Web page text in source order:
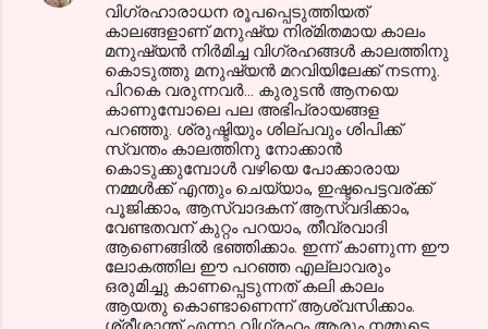
വിഗ്രഹാരാധന രൂപപ്പെടുത്തിയത്
കാലങ്ങളാണ് മനുഷ്യ നിര്മിതമായ കാലം
മനുഷ്യൻ നിർമിച്ച വിഗ്രഹങ്ങൾ കാലത്തിനു
കൊടുത്തു മനുഷ്യൻ മറവിയിലേക്ക് നടന്നു.
പിറകെ വരുന്നവർ... കുരുടൻ ആനയെ
കാണുമ്പോലെ പല അഭിപ്രായങ്ങള
പറഞ്ഞു. ശ്രുഷ്ടിയും ശില്പവും ശിപിക്ക്
സ്വന്തം കാലത്തിനു നോക്കാൻ
കൊടുക്കുമ്പോൾ വഴിയെ പോക്കാരായ
നമ്മൾക്ക് എന്തും ചെയ്യാം, ഇഷ്ടപെട്ടവര്ക്ക്
പൂജിക്കാം, ആസ്വാദകന് ആസ്വദിക്കാം,
വേണ്ടതവന് കുറ്റം പറയാം, തീവ്രവാദി
ആണെങ്ങിൽ ഭഞ്ഞിക്കാം. ഇന്ന് കാണുന്ന ഈ
ലോകത്തില ഈ പറഞ്ഞ എല്ലാവരും
ഒരുമിച്ചു കാണപ്പെടുന്നത് കലി കാലം
ആയതു കൊണ്ടാണെന്ന് ആശ്വസിക്കാം.